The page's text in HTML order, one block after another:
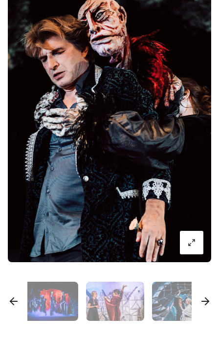
Faust. Der Tragödie erster Teil-
Mi.
18.11.2026
Mi. 18.11.2026
10:30–12:50 Uhr
Tickets
Faust. Der Tragödie erster Teil-
Do.
19.11.2026
Do. 19.11.2026
10:30–12:50 Uhr
Tickets
Faust. Der Tragödie erster Teil-
Do.
19.11.2026
Do. 19.11.2026
Tickets